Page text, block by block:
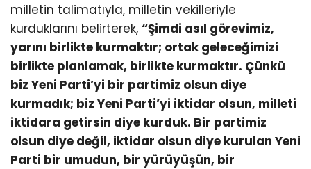
milletin talimatıyla, milletin vekilleriyle
kurduklarını belirterek, “Şimdi asıl görevimiz,
yarını birlikte kurmaktır; ortak geleceğimizi
birlikte planlamak, birlikte kurmaktır. Çünkü
biz Yeni Parti’yi bir partimiz olsun diye
kurmadık; biz Yeni Parti’yi iktidar olsun, milleti
iktidara getirsin diye kurduk. Bir partimiz
olsun diye değil, iktidar olsun diye kurulan Yeni
Parti bir umudun, bir yürüyüşün, bir